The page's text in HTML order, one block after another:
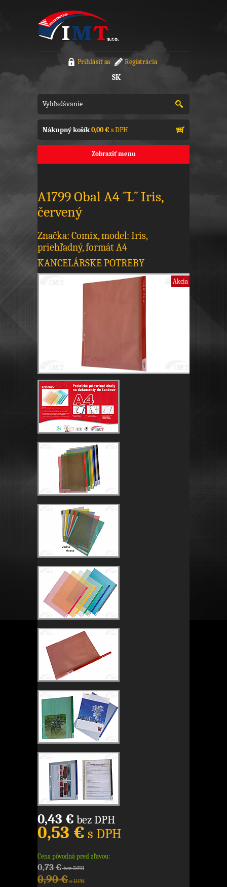
Prihlásiť sa Registrácia
SK
Nákupný košík0,00 €s DPH
Zobraziť menu
A1799 Obal A4 ´´L´´ Iris,
červený
Značka: Comix, model: Iris,
priehľadný, formát A4
KANCELÁRSKE POTREBY
Akcia
0,43 € bez DPH
0,53 € s DPH
Cena pôvodná pred zľavou:
0,73 €bez DPH
0,90 €s DPH